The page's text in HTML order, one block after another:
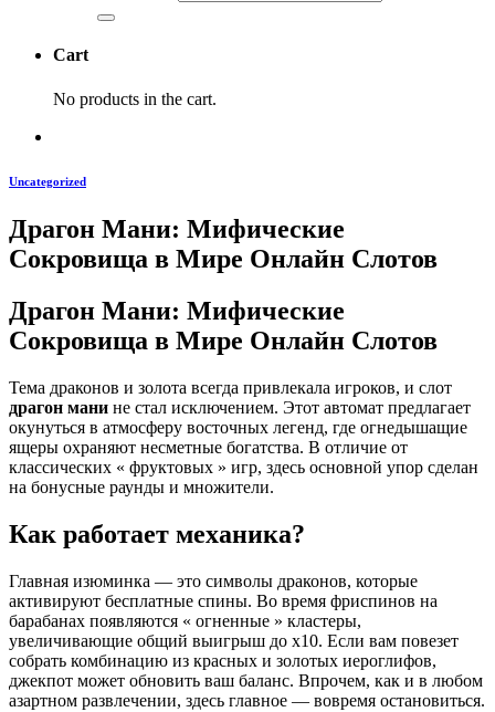
Cart
No products in the cart.
Uncategorized
Драгон Мани: Мифические
Сокровища в Мире Онлайн Слотов
Драгон Мани: Мифические
Сокровища в Мире Онлайн Слотов
Тема драконов и золота всегда привлекала игроков, и слот
драгон мани не стал исключением. Этот автомат предлагает
окунуться в атмосферу восточных легенд, где огнедышащие
ящеры охраняют несметные богатства. В отличие от
классических « фруктовых » игр, здесь основной упор сделан
на бонусные раунды и множители.
Как работает механика?
Главная изюминка — это символы драконов, которые
активируют бесплатные спины. Во время фриспинов на
барабанах появляются « огненные » кластеры,
увеличивающие общий выигрыш до x10. Если вам повезет
собрать комбинацию из красных и золотых иероглифов,
джекпот может обновить ваш баланс. Впрочем, как и в любом
азартном развлечении, здесь главное — вовремя остановиться.